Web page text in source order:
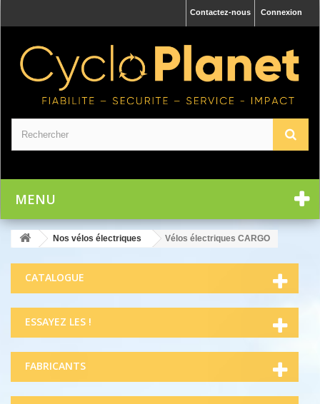
Connexion
Contactez-nous
MENU
Nos vélos électriques Vélos électriques CARGO
CATALOGUE
ESSAYEZ LES !
FABRICANTS